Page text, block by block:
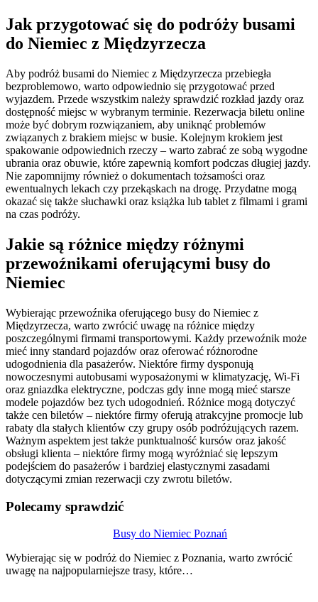
Jak przygotować się do podróży busami
do Niemiec z Międzyrzecza
Aby podróż busami do Niemiec z Międzyrzecza przebiegła
bezproblemowo, warto odpowiednio się przygotować przed
wyjazdem. Przede wszystkim należy sprawdzić rozkład jazdy oraz
dostępność miejsc w wybranym terminie. Rezerwacja biletu online
może być dobrym rozwiązaniem, aby uniknąć problemów
związanych z brakiem miejsc w busie. Kolejnym krokiem jest
spakowanie odpowiednich rzeczy – warto zabrać ze sobą wygodne
ubrania oraz obuwie, które zapewnią komfort podczas długiej jazdy.
Nie zapomnijmy również o dokumentach tożsamości oraz
ewentualnych lekach czy przekąskach na drogę. Przydatne mogą
okazać się także słuchawki oraz książka lub tablet z filmami i grami
na czas podróży.
Jakie są różnice między różnymi
przewoźnikami oferującymi busy do
Niemiec
Wybierając przewoźnika oferującego busy do Niemiec z
Międzyrzecza, warto zwrócić uwagę na różnice między
poszczególnymi firmami transportowymi. Każdy przewoźnik może
mieć inny standard pojazdów oraz oferować różnorodne
udogodnienia dla pasażerów. Niektóre firmy dysponują
nowoczesnymi autobusami wyposażonymi w klimatyzację, Wi-Fi
oraz gniazdka elektryczne, podczas gdy inne mogą mieć starsze
modele pojazdów bez tych udogodnień. Różnice mogą dotyczyć
także cen biletów – niektóre firmy oferują atrakcyjne promocje lub
rabaty dla stałych klientów czy grupy osób podróżujących razem.
Ważnym aspektem jest także punktualność kursów oraz jakość
obsługi klienta – niektóre firmy mogą wyróżniać się lepszym
podejściem do pasażerów i bardziej elastycznymi zasadami
dotyczącymi zmian rezerwacji czy zwrotu biletów.
Polecamy sprawdzić
Busy do Niemiec Poznań
Wybierając się w podróż do Niemiec z Poznania, warto zwrócić
uwagę na najpopularniejsze trasy, które…
wpisu